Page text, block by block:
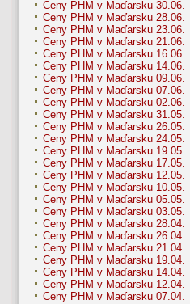
Ceny PHM v Maďarsku 30.06.
Ceny PHM v Maďarsku 28.06.
Ceny PHM v Maďarsku 23.06.
Ceny PHM v Maďarsku 21.06.
Ceny PHM v Maďarsku 16.06.
Ceny PHM v Maďarsku 14.06.
Ceny PHM v Maďarsku 09.06.
Ceny PHM v Maďarsku 07.06.
Ceny PHM v Maďarsku 02.06.
Ceny PHM v Maďarsku 31.05.
Ceny PHM v Maďarsku 26.05.
Ceny PHM v Maďarsku 24.05.
Ceny PHM v Maďarsku 19.05.
Ceny PHM v Maďarsku 17.05.
Ceny PHM v Maďarsku 12.05.
Ceny PHM v Maďarsku 10.05.
Ceny PHM v Maďarsku 05.05.
Ceny PHM v Maďarsku 03.05.
Ceny PHM v Maďarsku 28.04.
Ceny PHM v Maďarsku 26.04.
Ceny PHM v Maďarsku 21.04.
Ceny PHM v Maďarsku 19.04.
Ceny PHM v Maďarsku 14.04.
Ceny PHM v Maďarsku 12.04.
Ceny PHM v Maďarsku 07.04.